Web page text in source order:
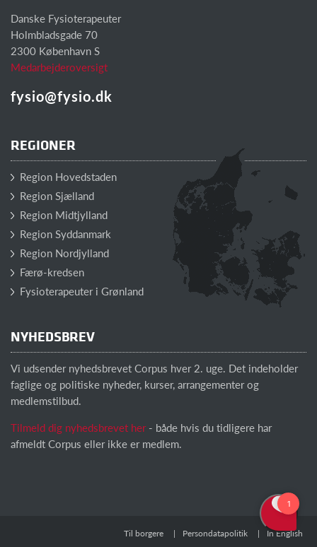
Danske Fysioterapeuter
Holmbladsgade 70
2300 København S
Medarbejderoversigt
fysio@fysio.dk
REGIONER
Region Hovedstaden
Region Sjælland
Region Midtjylland
Region Syddanmark
Region Nordjylland
Færø-kredsen
Fysioterapeuter i Grønland
NYHEDSBREV
Vi udsender nyhedsbrevet Corpus hver 2. uge. Det indeholder
faglige og politiske nyheder, kurser, arrangementer og
medlemstilbud.
Tilmeld dig nyhedsbrevet her- både hvis du tidligere har
afmeldt Corpus eller ikke er medlem.
Til borgere Persondatapolitik In English